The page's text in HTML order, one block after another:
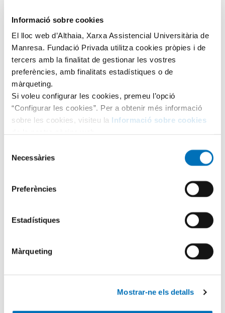
Informació sobre cookies
El lloc web d’Althaia, Xarxa Assistencial Universitària de
Manresa. Fundació Privada utilitza cookies pròpies i de
tercers amb la finalitat de gestionar les vostres
preferències, amb finalitats estadístiques o de
màrqueting.
Si voleu configurar les cookies, premeu l’opció
“Configurar les cookies”. Per a obtenir més informació
sobre les cookies, visiteu la Informació sobre cookies
Necessàries
Preferències
Estadístiques
Màrqueting
Mostrar-ne els detalls